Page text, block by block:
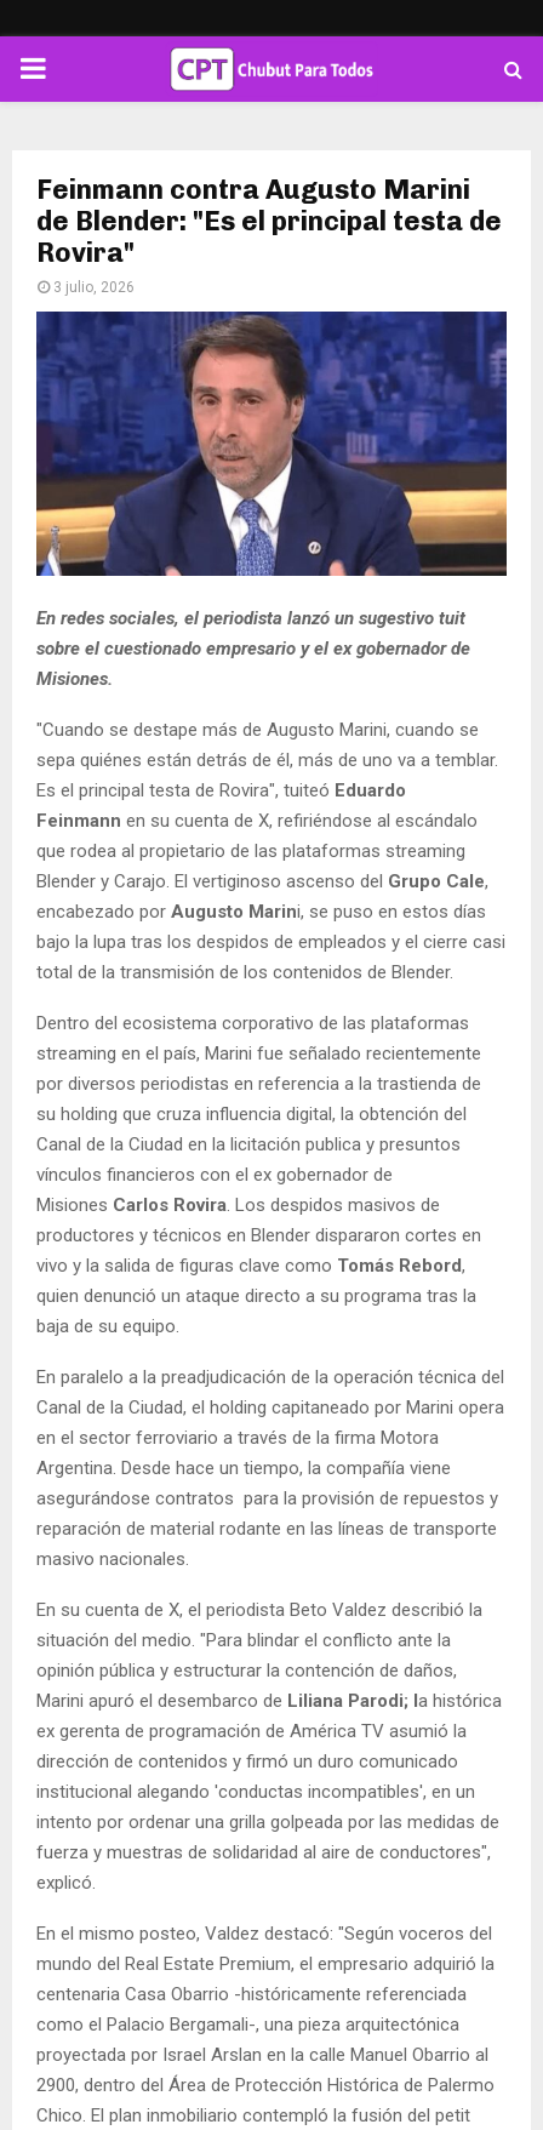
PRIMARY
Feinmann contra Augusto Marini
de Blender: "Es el principal testa de
Rovira"
3 julio, 2026
En redes sociales, el periodista lanzó un sugestivo tuit
sobre el cuestionado empresario y el ex gobernador de
Misiones.
"Cuando se destape más de Augusto Marini, cuando se
sepa quiénes están detrás de él, más de uno va a temblar.
Es el principal testa de Rovira", tuiteó Eduardo
Feinmann en su cuenta de X, refiriéndose al escándalo
que rodea al propietario de las plataformas streaming
Blender y Carajo. El vertiginoso ascenso del Grupo Cale,
encabezado por Augusto Marini, se puso en estos días
bajo la lupa tras los despidos de empleados y el cierre casi
total de la transmisión de los contenidos de Blender.
Dentro del ecosistema corporativo de las plataformas
streaming en el país, Marini fue señalado recientemente
por diversos periodistas en referencia a la trastienda de
su holding que cruza influencia digital, la obtención del
Canal de la Ciudad en la licitación publica y presuntos
vínculos financieros con el ex gobernador de
Misiones Carlos Rovira. Los despidos masivos de
productores y técnicos en Blender dispararon cortes en
vivo y la salida de figuras clave como Tomás Rebord,
quien denunció un ataque directo a su programa tras la
baja de su equipo.
En paralelo a la preadjudicación de la operación técnica del
Canal de la Ciudad, el holding capitaneado por Marini opera
en el sector ferroviario a través de la firma Motora
Argentina. Desde hace un tiempo, la compañía viene
asegurándose contratos para la provisión de repuestos y
reparación de material rodante en las líneas de transporte
masivo nacionales.
En su cuenta de X, el periodista Beto Valdez describió la
situación del medio. "Para blindar el conflicto ante la
opinión pública y estructurar la contención de daños,
Marini apuró el desembarco de Liliana Parodi; la histórica
ex gerenta de programación de América TV asumió la
dirección de contenidos y firmó un duro comunicado
institucional alegando 'conductas incompatibles', en un
intento por ordenar una grilla golpeada por las medidas de
fuerza y muestras de solidaridad al aire de conductores",
explicó.
En el mismo posteo, Valdez destacó: "Según voceros del
mundo del Real Estate Premium, el empresario adquirió la
centenaria Casa Obarrio -históricamente referenciada
como el Palacio Bergamali-, una pieza arquitectónica
proyectada por Israel Arslan en la calle Manuel Obarrio al
2900, dentro del Área de Protección Histórica de Palermo
Chico. El plan inmobiliario contempló la fusión del petit